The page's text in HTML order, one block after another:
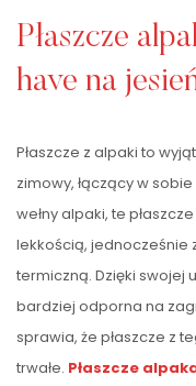
Płaszcze
have na
Płaszcze z alpaki to
zimowy, łączący w
wełny alpaki, te
lekkością, jednocześnie
termiczną. Dzięki swojej
bardziej odporna na
sprawia, że płaszcze z
trwałe. Płaszcze